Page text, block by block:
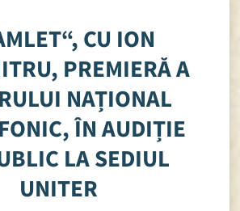
CU ION
PREMIERĂ A
NAȚIONAL
ÎN AUDIȚIE
LA SEDIUL
UNITER